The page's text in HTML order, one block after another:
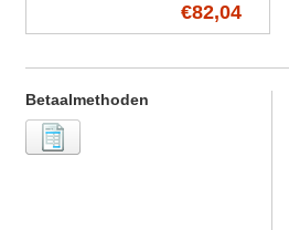
€82,04
Betaalmethoden